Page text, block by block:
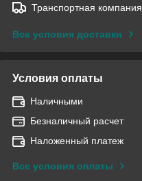
Транспортная компания
Все условия доставки
Условия оплаты
Наличными
Безналичный расчет
Наложенный платеж
Все условия оплаты